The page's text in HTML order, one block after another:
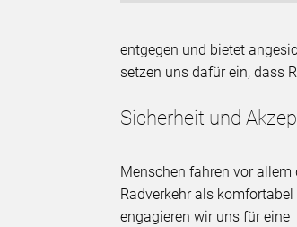
entgegen und bietet
setzen uns dafür ein, dass
Sicherheit und
Menschen fahren vor
Radverkehr als
engagieren wir uns für eine